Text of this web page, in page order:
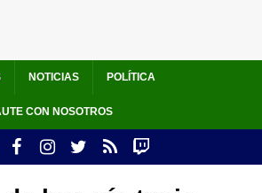
NOTICIAS POLÍTICA
CON NOSOTROS